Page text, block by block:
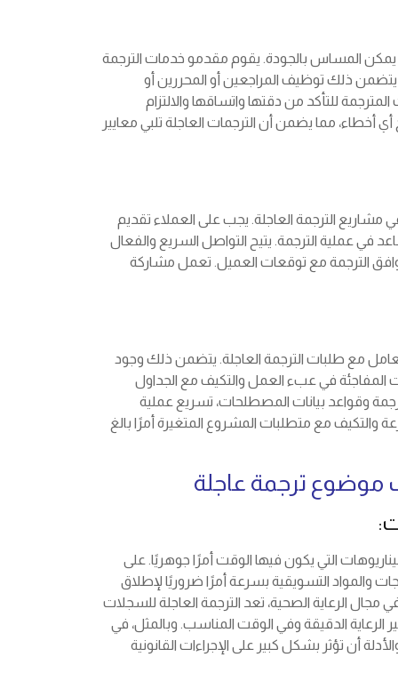
لا يمكن المساس بالجودة. يقوم مقدمو خدمات الترجمة
ذلك توظيف المراجعين أو المحررين أو
للتأكد من دقتها واتساقها والالتزام
مما يضمن أن الترجمات العاجلة تلبي معايير
مشاريع الترجمة العاجلة. يجب على العملاء تقديم
عملية الترجمة. يتيح التواصل السريع والفعال
الترجمة مع توقعات العميل. تعمل مشاركة
مع طلبات الترجمة العاجلة. يتضمن ذلك وجود
المفاجئة في عبء العمل والتكيف مع الجداول
وقواعد بيانات المصطلحات، تسريع عملية
والتكيف مع متطلبات المشروع المتغيرة أمرًا بالغ
ترجمة عاجلة
التي يكون فيها الوقت أمرًا جوهريًا. على
والمواد التسويقية بسرعة أمرًا ضروريًا لإطلاق
الرعاية الصحية، تعد الترجمة العاجلة للسجلات
الرعاية الدقيقة وفي الوقت المناسب. وبالمثل، في
أن تؤثر بشكل كبير على الإجراءات القانونية